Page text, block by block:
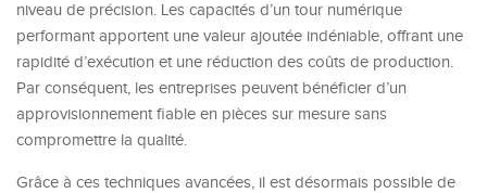
niveau de précision. Les capacités d’un tour numérique
performant apportent une valeur ajoutée indéniable, offrant une
rapidité d’exécution et une réduction des coûts de production.
Par conséquent, les entreprises peuvent bénéficier d’un
approvisionnement fiable en pièces sur mesure sans
compromettre la qualité.
Grâce à ces techniques avancées, il est désormais possible de